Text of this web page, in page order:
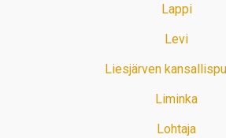
Lappi
Levi
Liesjärven
Liminka
Lohtaja